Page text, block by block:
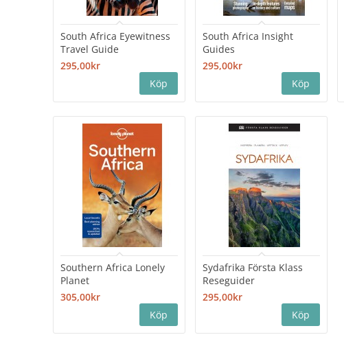
South Africa Eyewitness
Travel Guide
295,00kr
South Africa Insight
Guides
295,00kr
Southern Africa Lonely
Planet
305,00kr
Sydafrika Första Klass
Reseguider
295,00kr